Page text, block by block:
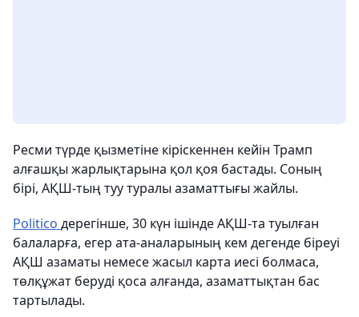
Ресми түрде қызметіне кіріскеннен кейін Трамп
алғашқы жарлықтарына қол қоя бастады. Соның
бірі, АҚШ-тың туу туралы азаматтығы жайлы.
Politico дерегінше, 30 күн ішінде АҚШ-та туылған
балаларға, егер ата-аналарының кем дегенде біреуі
АҚШ азаматы немесе жасыл карта иесі болмаса,
төлқұжат беруді қоса алғанда, азаматтықтан бас
тартылады.